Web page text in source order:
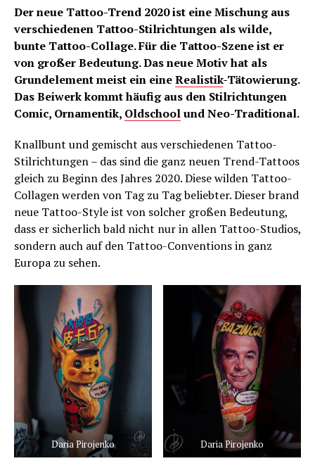
Der neue Tattoo-Trend 2020 ist eine Mischung aus
verschiedenen Tattoo-Stilrichtungen als wilde,
bunte Tattoo-Collage. Für die Tattoo-Szene ist er
von großer Bedeutung. Das neue Motiv hat als
Grundelement meist ein eineRealistik-Tätowierung.
Das Beiwerk kommt häufig aus den Stilrichtungen
Comic, Ornamentik, Oldschoolund Neo-Traditional.
Knallbunt und gemischt aus verschiedenen Tattoo-
Stilrichtungen – das sind die ganz neuen Trend-Tattoos
gleich zu Beginn des Jahres 2020. Diese wilden Tattoo-
Collagen werden von Tag zu Tag beliebter. Dieser brand
neue Tattoo-Style ist von solcher großen Bedeutung,
dass er sicherlich bald nicht nur in allen Tattoo-Studios,
sondern auch auf den Tattoo-Conventions in ganz
Europa zu sehen.
Daria Pirojenko Daria Pirojenko